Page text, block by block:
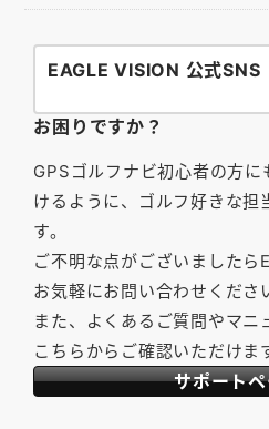
EAGLE VISION 公式SNS
お困りですか？
GPSゴルフナビ初心者の方
けるように、ゴルフ好きな担
す。
ご不明な点がございましたら
お気軽にお問い合わせくださ
また、よくあるご質問やマニ
こちらからご確認いただけま
サポート